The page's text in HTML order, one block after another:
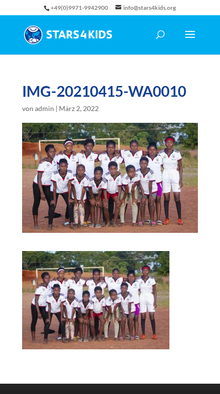
+49(0)9971-9942900 info@stars4kids.org
IMG-20210415-WA0010
von admin | März 2, 2022